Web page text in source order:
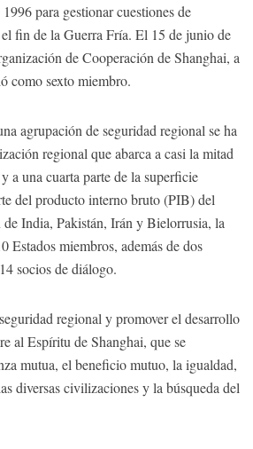
para gestionar cuestiones de
fin de la Guerra Fría. El 15 de junio de
de Cooperación de Shanghai, a
como sexto miembro.
agrupación de seguridad regional se ha
regional que abarca a casi la mitad
a una cuarta parte de la superficie
del producto interno bruto (PIB) del
India, Pakistán, Irán y Bielorrusia, la
Estados miembros, además de dos
socios de diálogo.
regional y promover el desarrollo
al Espíritu de Shanghai, que se
mutua, el beneficio mutuo, la igualdad,
diversas civilizaciones y la búsqueda del